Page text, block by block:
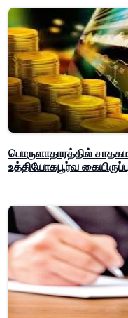
பொருளாதாரத்தில்
உத்தியோகபூர்வ